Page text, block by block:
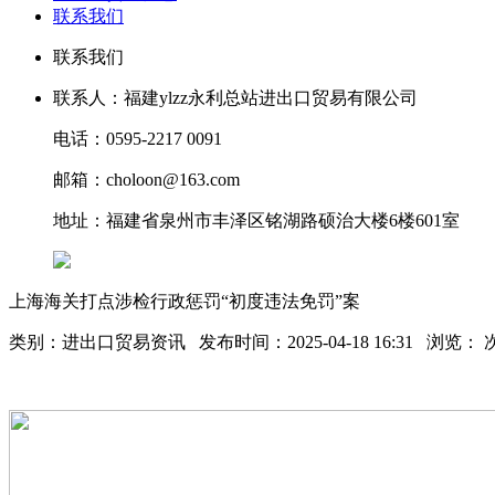
联系我们
联系我们
联系人：福建ylzz永利总站进出口贸易有限公司
电话：0595-2217 0091
邮箱：choloon@163.com
地址：福建省泉州市丰泽区铭湖路硕治大楼6楼601室
上海海关打点涉检行政惩罚“初度违法免罚”案
类别：进出口贸易资讯 发布时间：2025-04-18 16:31 浏览：